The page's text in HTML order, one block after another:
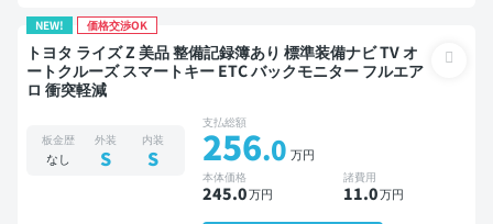
NEW! 価格交渉OK
トヨタ ライズ Z 美品 整備記録簿あり 標準装備ナビ TV オ
ートクルーズ スマートキー ETC バックモニター フルエア
ロ 衝突軽減
板金歴
なし
外装
S
内装
S
支払総額
256.0 万円
本体価格
245.0万円
諸費用
11.0万円